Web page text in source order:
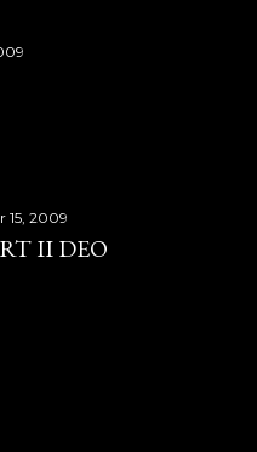
15, 2009
II DEO